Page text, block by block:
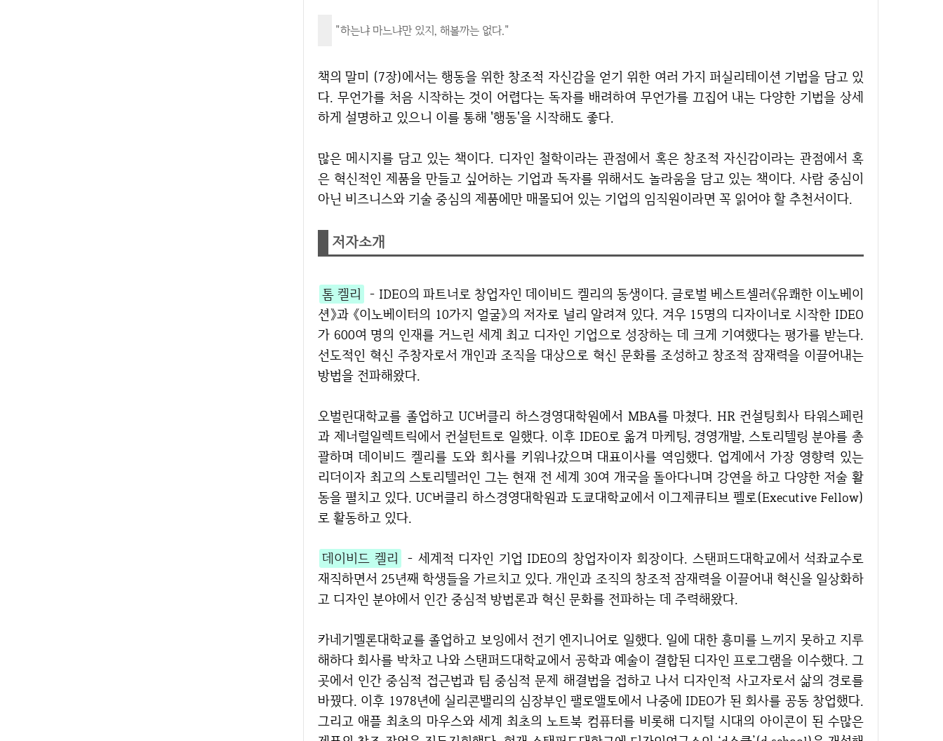
"하는냐 마느냐만 있지, 해볼까는 없다."
책의 말미 (7장)에서는 행동을 위한 창조적 자신감을 얻기 위한 여러 가지 퍼실리테이션 기법을 담고 있
다. 무언가를 처음 시작하는 것이 어렵다는 독자를 배려하여 무언가를 끄집어 내는 다양한 기법을 상세
하게 설명하고 있으니 이를 통해 '행동'을 시작해도 좋다.
많은 메시지를 담고 있는 책이다. 디자인 철학이라는 관점에서 혹은 창조적 자신감이라는 관점에서 혹
은 혁신적인 제품을 만들고 싶어하는 기업과 독자를 위해서도 놀라움을 담고 있는 책이다. 사람 중심이
아닌 비즈니스와 기술 중심의 제품에만 매몰되어 있는 기업의 임직원이라면 꼭 읽어야 할 추천서이다.
저자소개
톰 켈리 - IDEO의 파트너로 창업자인 데이비드 켈리의 동생이다. 글로벌 베스트셀러《유쾌한 이노베이
션》과 《이노베이터의 10가지 얼굴》의 저자로 널리 알려져 있다. 겨우 15명의 디자이너로 시작한 IDEO
가 600여 명의 인재를 거느린 세계 최고 디자인 기업으로 성장하는 데 크게 기여했다는 평가를 받는다.
선도적인 혁신 주창자로서 개인과 조직을 대상으로 혁신 문화를 조성하고 창조적 잠재력을 이끌어내는
방법을 전파해왔다.
오벌린대학교를 졸업하고 UC버클리 하스경영대학원에서 MBA를 마쳤다. HR 컨설팅회사 타워스페린
과 제너럴일렉트릭에서 컨설턴트로 일했다. 이후 IDEO로 옮겨 마케팅, 경영개발, 스토리텔링 분야를 총
괄하며 데이비드 켈리를 도와 회사를 키워나갔으며 대표이사를 역임했다. 업계에서 가장 영향력 있는
리더이자 최고의 스토리텔러인 그는 현재 전 세계 30여 개국을 돌아다니며 강연을 하고 다양한 저술 활
동을 펼치고 있다. UC버클리 하스경영대학원과 도쿄대학교에서 이그제큐티브 펠로(Executive Fellow)
로 활동하고 있다.
데이비드 켈리 - 세계적 디자인 기업 IDEO의 창업자이자 회장이다. 스탠퍼드대학교에서 석좌교수로
재직하면서 25년째 학생들을 가르치고 있다. 개인과 조직의 창조적 잠재력을 이끌어내 혁신을 일상화하
고 디자인 분야에서 인간 중심적 방법론과 혁신 문화를 전파하는 데 주력해왔다.
카네기멜론대학교를 졸업하고 보잉에서 전기 엔지니어로 일했다. 일에 대한 흥미를 느끼지 못하고 지루
해하다 회사를 박차고 나와 스탠퍼드대학교에서 공학과 예술이 결합된 디자인 프로그램을 이수했다. 그
곳에서 인간 중심적 접근법과 팀 중심적 문제 해결법을 접하고 나서 디자인적 사고자로서 삶의 경로를
바꿨다. 이후 1978년에 실리콘밸리의 심장부인 팰로앨토에서 나중에 IDEO가 된 회사를 공동 창업했다.
그리고 애플 최초의 마우스와 세계 최초의 노트북 컴퓨터를 비롯해 디지털 시대의 아이콘이 된 수많은